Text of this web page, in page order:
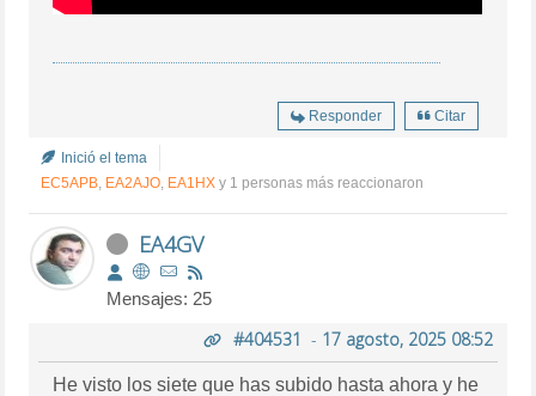
Responder Citar
Inició el tema
EC5APB, EA2AJO, EA1HX y 1 personas más reaccionaron
EA4GV
Mensajes: 25
#404531 - 17 agosto, 2025 08:52
He visto los siete que has subido hasta ahora y he